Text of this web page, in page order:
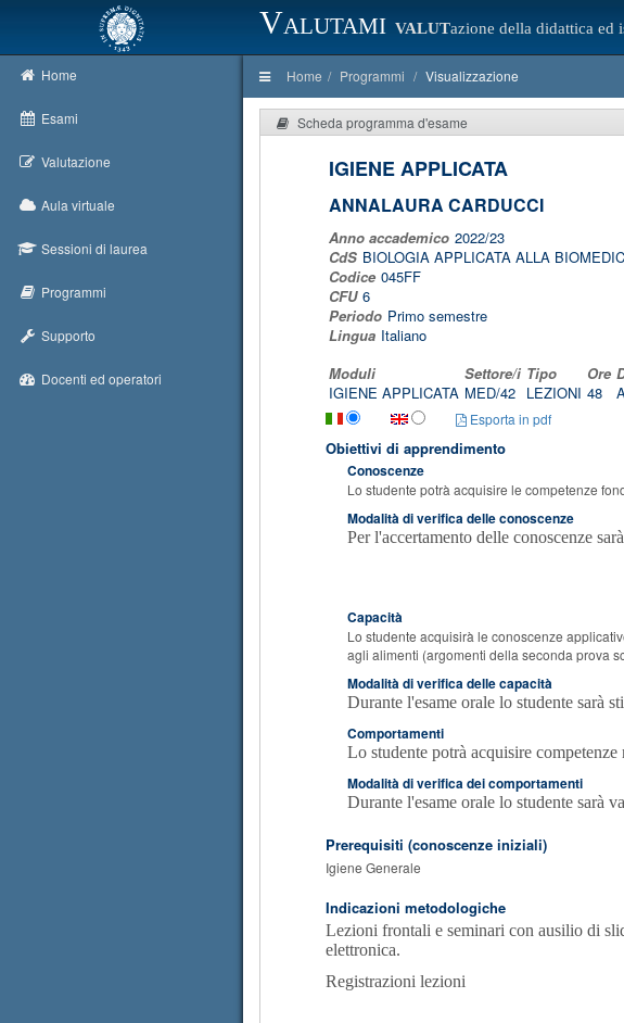
Valutami VALUTazione della didattica ed
Home
Esami
Valutazione
Aula virtuale
Sessioni di laurea
Programmi
Supporto
Docenti ed operatori
Home Programmi Visualizzazione
Scheda programma d'esame
IGIENE APPLICATA
ANNALAURA CARDUCCI
Anno accademico 2022/23
CdS BIOLOGIA APPLICATA ALLA
Codice 045FF
CFU 6
Periodo Primo semestre
Lingua Italiano
Moduli
Settore/i Tipo Ore
IGIENE APPLICATA MED/42 LEZIONI 48
Esporta in pdf
Obiettivi di apprendimento
Conoscenze
Lo studente potrà acquisire le competenze
Modalità di verifica delle conoscenze
Per l'accertamento delle conoscenze
Capacità
Lo studente acquisirà le conoscenze
agli alimenti (argomenti della seconda prova
Modalità di verifica delle capacità
Durante l'esame orale lo studente sarà
Comportamenti
Lo studente potrà acquisire
Modalità di verifica dei comportamenti
Durante l'esame orale lo studente sarà
Prerequisiti (conoscenze iniziali)
Igiene Generale
Indicazioni metodologiche
Lezioni frontali e seminari con ausilio di
elettronica.
Registrazioni lezioni